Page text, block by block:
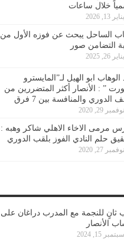
خلال ساعات
يناير 13, 2026
الساحل يبحث عن فوزه الأول من
التضامن صور
يناير 26, 2025
الوهاب ابو الهيل لـ”المايسترو
” : الأنصار أكثر المتضررين من
الدوري والمنافسة بين 7 فرق
نوفمبر 29, 2020
مرمى الاخاء الاهلي شاكر وهبه :
حلم النادي الفوز بلقب الدوري
نوفمبر 27, 2020
ثانٍ للنجمة مع المدرب دراغان على
الأنصار
سبتمبر 15, 2024